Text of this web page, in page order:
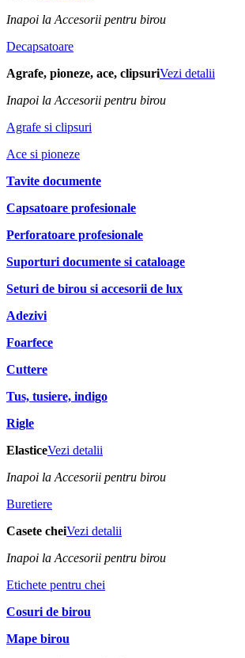
Inapoi la Accesorii pentru birou
Decapsatoare
Agrafe, pioneze, ace, clipsuriVezi detalii
Inapoi la Accesorii pentru birou
Agrafe si clipsuri
Ace si pioneze
Tavite documente
Capsatoare profesionale
Perforatoare profesionale
Suporturi documente si cataloage
Seturi de birou si accesorii de lux
Adezivi
Foarfece
Cuttere
Tus, tusiere, indigo
Rigle
ElasticeVezi detalii
Inapoi la Accesorii pentru birou
Buretiere
Casete cheiVezi detalii
Inapoi la Accesorii pentru birou
Etichete pentru chei
Cosuri de birou
Mape birou